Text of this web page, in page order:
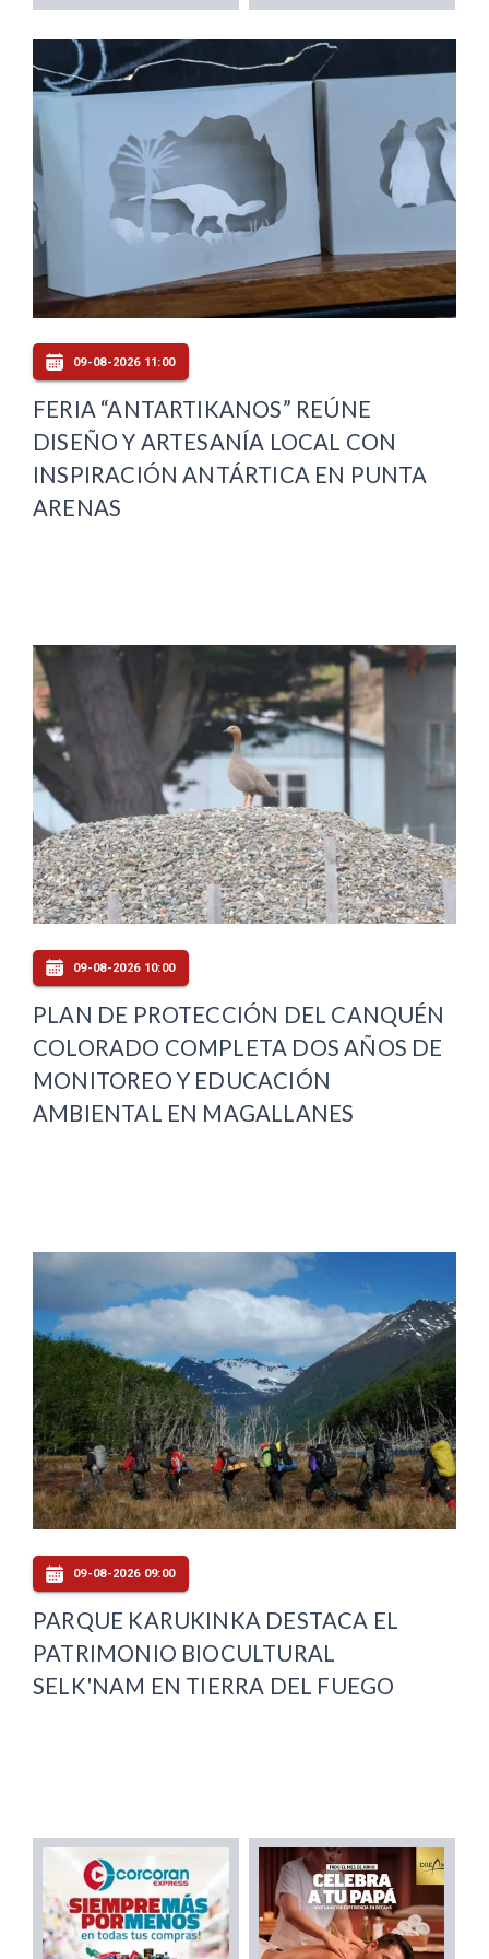
09-08-2026 11:00
FERIA “ANTARTIKANOS” REÚNE
DISEÑO Y ARTESANÍA LOCAL CON
INSPIRACIÓN ANTÁRTICA EN PUNTA
ARENAS
09-08-2026 10:00
PLAN DE PROTECCIÓN DEL CANQUÉN
COLORADO COMPLETA DOS AÑOS DE
MONITOREO Y EDUCACIÓN
AMBIENTAL EN MAGALLANES
09-08-2026 09:00
PARQUE KARUKINKA DESTACA EL
PATRIMONIO BIOCULTURAL
SELK'NAM EN TIERRA DEL FUEGO